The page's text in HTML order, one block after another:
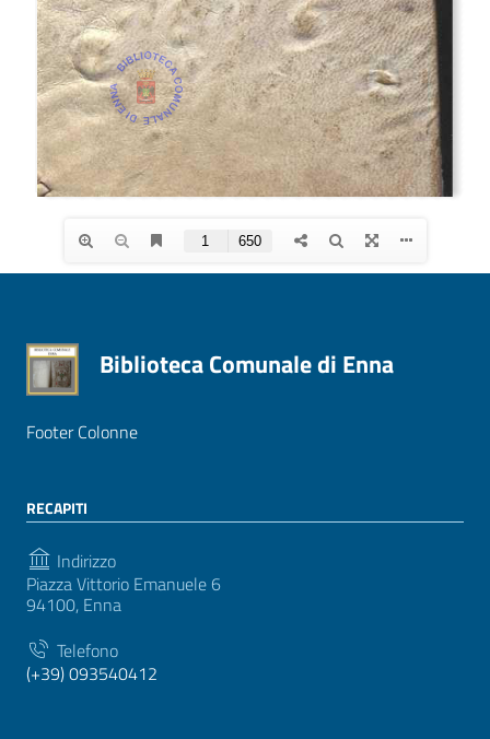
Biblioteca Comunale di Enna
Footer Colonne
RECAPITI
Indirizzo
Piazza Vittorio Emanuele 6
94100, Enna
Telefono
(+39) 093540412